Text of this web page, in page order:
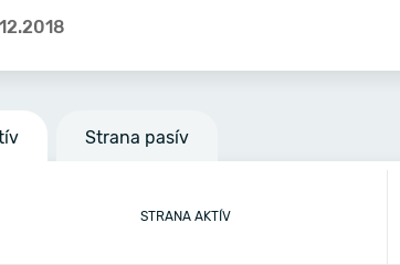
Strana pasív
STRANA AKTÍV